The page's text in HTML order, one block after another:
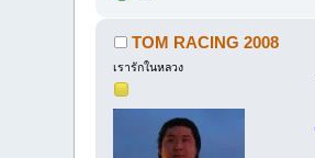
TOM RACING 2008
เรารักในหลวง